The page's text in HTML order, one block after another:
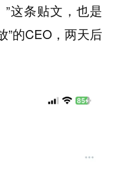
这条贴文，也是
”的CEO，两天后